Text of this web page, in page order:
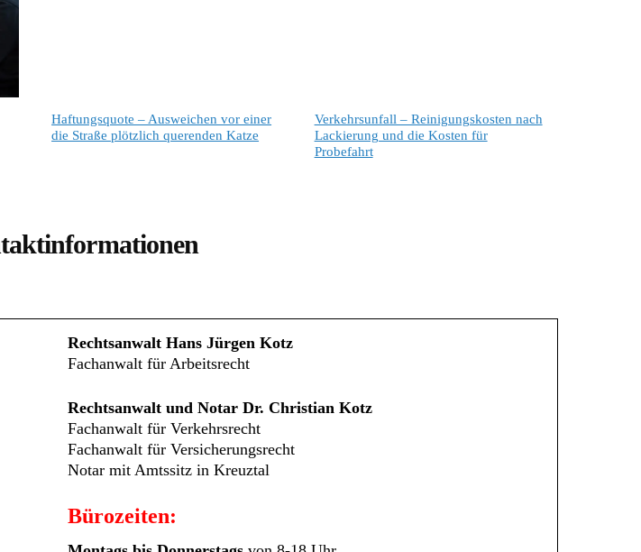
Haftungsquote – Ausweichen vor einer
die Straße plötzlich querenden Katze
Verkehrsunfall – Reinigungskosten nach
Lackierung und die Kosten für
Probefahrt
Rechtsanwalt Hans Jürgen Kotz
Fachanwalt für Arbeitsrecht
Rechtsanwalt und Notar Dr. Christian Kotz
Fachanwalt für Verkehrsrecht
Fachanwalt für Versicherungsrecht
Notar mit Amtssitz in Kreuztal
Bürozeiten: